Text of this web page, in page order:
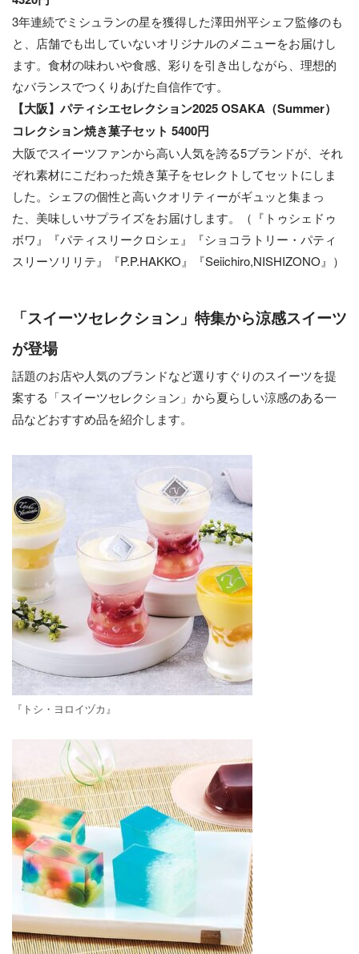
3年連続でミシュランの星を獲得した澤田州平シェフ監修のも
と、店舗でも出していないオリジナルのメニューをお届けし
ます。食材の味わいや食感、彩りを引き出しながら、理想的
なバランスでつくりあげた自信作です。
【大阪】パティシエセレクション2025 OSAKA（Summer）
コレクション焼き菓子セット 5400円
大阪でスイーツファンから高い人気を誇る5ブランドが、それ
ぞれ素材にこだわった焼き菓子をセレクトしてセットにしま
した。シェフの個性と高いクオリティーがギュッと集まっ
た、美味しいサプライズをお届けします。（『トゥシェドゥ
ボワ』『パティスリークロシェ』『ショコラトリー・パティ
スリーソリリテ』『P.P.HAKKO』『Seiichiro,NISHIZONO』）
「スイーツセレクション」特集から涼感スイーツ
が登場
話題のお店や人気のブランドなど選りすぐりのスイーツを提
案する「スイーツセレクション」から夏らしい涼感のある一
品などおすすめ品を紹介します。
『トシ・ヨロイヅカ』